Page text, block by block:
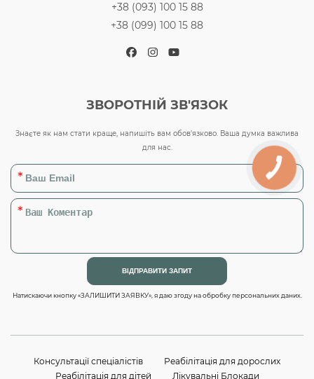
+38 (093) 100 15 88
+38 (099) 100 15 88
Facebook
Instagram
YouTube
ЗВОРОТНІЙ ЗВ'ЯЗОК
Знаєте як нам стати краще, напишіть вам обов’язково. Ваша думка важлива
для нас.
Натискаючи кнопку «ЗАЛИШИТИ ЗАЯВКУ», я даю згоду на обробку персональних даних.
Консультації спеціалістів
Реабілітація для дорослих
Реабілітація для дітей
Лікувальні Блокади